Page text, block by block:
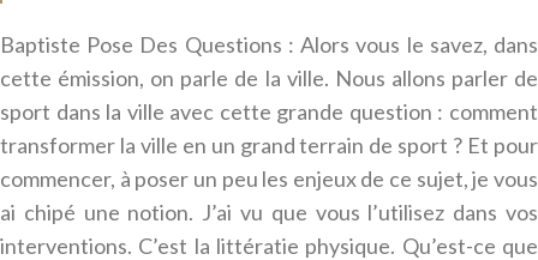
Baptiste Pose Des Questions : Alors vous le savez, dans
cette émission, on parle de la ville. Nous allons parler de
sport dans la ville avec cette grande question : comment
transformer la ville en un grand terrain de sport ? Et pour
commencer, à poser un peu les enjeux de ce sujet, je vous
ai chipé une notion. J’ai vu que vous l’utilisez dans vos
interventions. C’est la littératie physique. Qu’est-ce que